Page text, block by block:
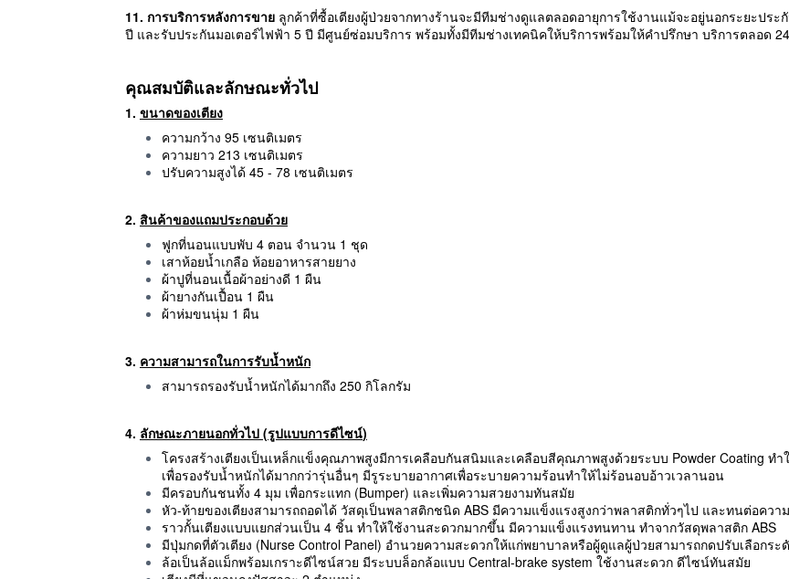
11. การบริการหลังการขาย ลูกค้าที่ซื้อเตียงผู้ป่วยจากทางร้านจะมีทีมช่างดูแลตลอดอายุการใช้งานแม้จะอยู่นอกระยะปร
ปี และรับประกันมอเตอร์ไฟฟ้า 5 ปี มีศูนย์ซ่อมบริการ พร้อมทั้งมีทีมช่างเทคนิคให้บริการพร้อมให้คำปรึกษา บริการตลอด
คุณสมบัติและลักษณะทั่วไป
1. ขนาดของเตียง
ความกว้าง 95 เซนติเมตร
ความยาว 213 เซนติเมตร
ปรับความสูงได้ 45 - 78 เซนติเมตร
2. สินค้าของแถมประกอบด้วย
ฟูกที่นอนแบบพับ 4 ตอน จำนวน 1 ชุด
เสาห้อยน้ำเกลือ ห้อยอาหารสายยาง
ผ้าปูที่นอนเนื้อผ้าอย่างดี 1 ผืน
ผ้ายางกันเปื้อน 1 ผืน
ผ้าห่มขนนุ่ม 1 ผืน
3. ความสามารถในการรับน้ำหนัก
สามารถรองรับน้ำหนักได้มากถึง 250 กิโลกรัม
4. ลักษณะภายนอกทั่วไป (รูปแบบการดีไซน์)
โครงสร้างเตียงเป็นเหล็กแข็งคุณภาพสูงมีการเคลือบกันสนิมและเคลือบสีคุณภาพสูงด้วยระบบ Powder Coating ท
เพื่อรองรับน้ำหนักได้มากกว่ารุ่นอื่นๆ มีรูระบายอากาศเพื่อระบายความร้อนทำให้ไม่ร้อนอบอ้าวเวลานอน
มีครอบกันชนทั้ง 4 มุม เพื่อกระแทก (Bumper) และเพิ่มความสวยงามทันสมัย
หัว-ท้ายของเตียงสามารถถอดได้ วัสดุเป็นพลาสติกชนิด ABS มีความแข็งแรงสูงกว่าพลาสติกทั่วๆไป และทนต่อคว
ราวกั้นเตียงแบบแยกส่วนเป็น 4 ชิ้น ทำให้ใช้งานสะดวกมากขึ้น มีความแข็งแรงทนทาน ทำจากวัสดุพลาสติก ABS
มีปุ่มกดที่ตัวเตียง (Nurse Control Panel) อำนวยความสะดวกให้แก่พยาบาลหรือผู้ดูแลผู้ป่วยสามารถกดปรับเลือกร
ล้อเป็นล้อแม็กพร้อมเกราะดีไซน์สวย มีระบบล็อกล้อแบบ Central-brake system ใช้งานสะดวก ดีไซน์ทันสมัย